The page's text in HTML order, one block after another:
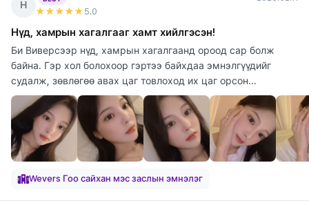
Н
★★★★★ 5.0
Нүд, хамрын хагалгааг хамт хийлгэсэн!
Би Виверсээр нүд, хамрын хагалгаанд ороод сар болж
байна. Гэр хол болохоор гэртээ байхдаа эмнэлгүүдийг
судалж, зөвлөгөө авах цаг товлоход их цаг орсон...
Wevers Гоо сайхан мэс заслын эмнэлэг